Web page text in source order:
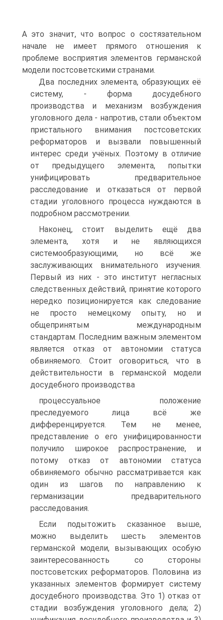
А это значит, что вопрос о состязательном
начале не имеет прямого отношения к
проблеме восприятия элементов германской
модели постсоветскими странами.
Два последних элемента, образующих её
систему, - форма досудебного
производства и механизм возбуждения
уголовного дела - напротив, стали объектом
пристального внимания постсоветских
реформаторов и вызвали повышенный
интерес среди учёных. Поэтому в отличие
от предыдущего элемента, попытки
унифицировать предварительное
расследование и отказаться от первой
стадии уголовного процесса нуждаются в
подробном рассмотрении.
Наконец, стоит выделить ещё два
элемента, хотя и не являющихся
системообразующими, но всё же
заслуживающих внимательного изучения.
Первый из них - это институт негласных
следственных действий, принятие которого
нередко позиционируется как следование
не просто немецкому опыту, но и
общепринятым международным
стандартам. Последним важным элементом
является отказ от автономии статуса
обвиняемого. Стоит оговориться, что в
действительности в германской модели
досудебного производства
процессуальное положение
преследуемого лица всё же
дифференцируется. Тем не менее,
представление о его унифицированности
получило широкое распространение, и
потому отказ от автономии статуса
обвиняемого обычно рассматривается как
один из шагов по направлению к
германизации предварительного
расследования.
Если подытожить сказанное выше,
можно выделить шесть элементов
германской модели, вызывающих особую
заинтересованность со стороны
постсоветских реформаторов. Половина из
указанных элементов формирует систему
досудебного производства. Это 1) отказ от
стадии возбуждения уголовного дела; 2)